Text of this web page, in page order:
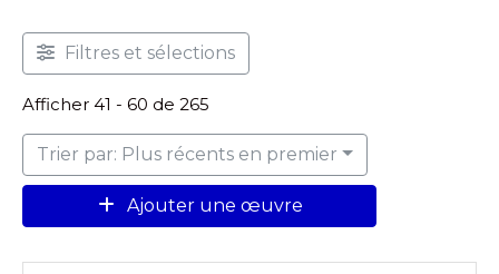
Filtres et sélections
Afficher 41 - 60 de 265
Trier par: Plus récents en premier
Ajouter une œuvre